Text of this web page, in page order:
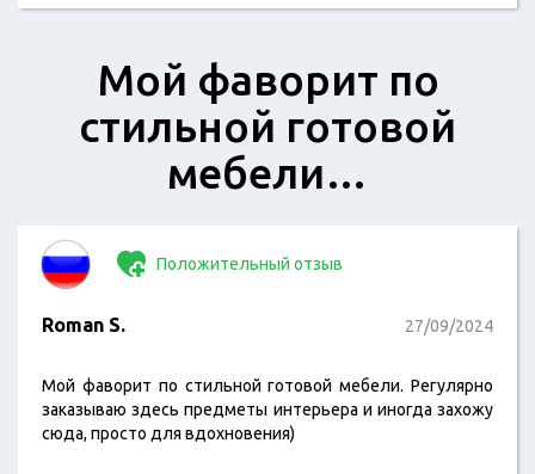
Мой фаворит по
стильной готовой
мебели…
Положительный отзыв
Roman S. 27/09/2024
Мой фаворит по стильной готовой мебели. Регулярно
заказываю здесь предметы интерьера и иногда захожу
сюда, просто для вдохновения)